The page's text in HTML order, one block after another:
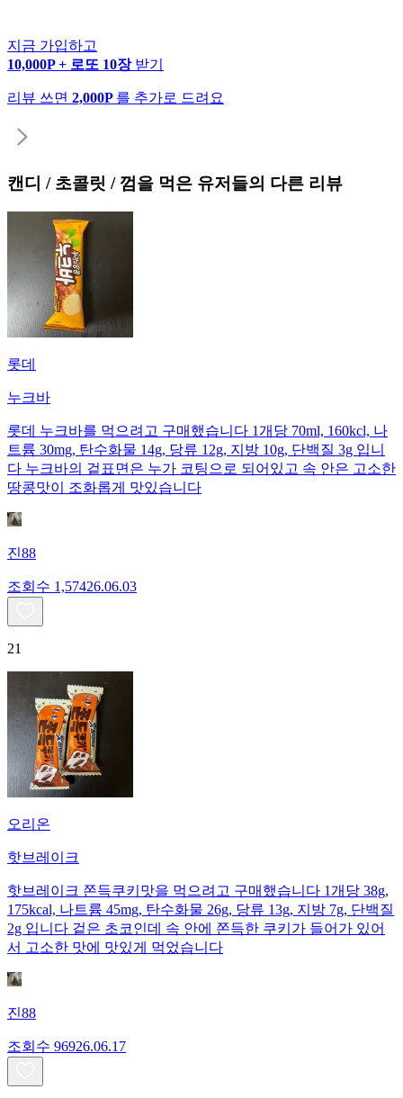
지금 가입하고
10,000P + 로또 10장 받기
리뷰 쓰면 2,000P 를 추가로 드려요
캔디 / 초콜릿 / 껌을 먹은 유저들의 다른 리뷰
롯데
누크바
롯데 누크바를 먹으려고 구매했습니다 1개당 70ml, 160kcl, 나
트륨 30mg, 탄수화물 14g, 당류 12g, 지방 10g, 단백질 3g 입니
다 누크바의 겉표면은 누가 코팅으로 되어있고 속 안은 고소한
땅콩맛이 조화롭게 맛있습니다
진88
조회수 1,57426.06.03
21
오리온
핫브레이크
핫브레이크 쫀득쿠키맛을 먹으려고 구매했습니다 1개당 38g,
175kcal, 나트륨 45mg, 탄수화물 26g, 당류 13g, 지방 7g, 단백질
2g 입니다 겉은 초코인데 속 안에 쫀득한 쿠키가 들어가 있어
서 고소한 맛에 맛있게 먹었습니다
진88
조회수 96926.06.17